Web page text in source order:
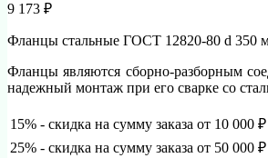
9 173 ₽
Фланцы стальные ГОСТ 12820-80 d 350
Фланцы являются сборно-разборным
надежный монтаж при его сварке со
15% - скидка на сумму заказа от 10 000 ₽
25% - скидка на сумму заказа от 50 000 ₽